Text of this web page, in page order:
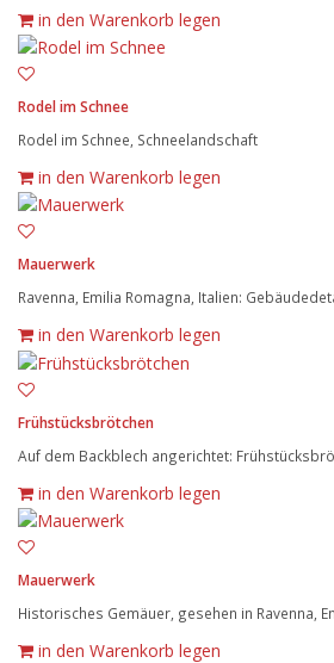
in den Warenkorb legen
Rodel im Schnee
Rodel im Schnee, Schneelandschaft
in den Warenkorb legen
Mauerwerk
Ravenna, Emilia Romagna, Italien:
in den Warenkorb legen
Frühstücksbrötchen
Auf dem Backblech angerichtet:
in den Warenkorb legen
Mauerwerk
Historisches Gemäuer, gesehen in Ravenna,
in den Warenkorb legen